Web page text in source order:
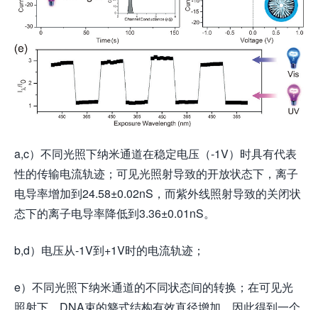
a,c）不同光照下纳米通道在稳定电压（-1V）时具有代表
性的传输电流轨迹；可见光照射导致的开放状态下，离子
电导率增加到24.58±0.02nS，而紫外线照射导致的关闭状
态下的离子电导率降低到3.36±0.01nS。
b,d）电压从-1V到+1V时的电流轨迹；
e）不同光照下纳米通道的不同状态间的转换；在可见光